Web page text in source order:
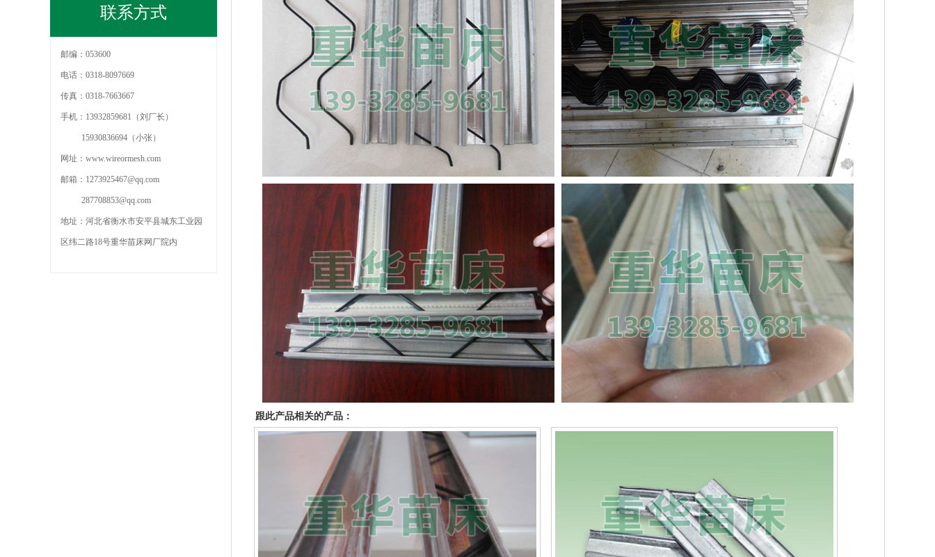
联系方式
邮编：053600
电话：0318-8097669
传真：0318-7663667
手机：13932859681（刘厂长）
15930836694（小张）
网址：www.wireormesh.com
邮箱：1273925467@qq.com
287708853@qq.com
地址：河北省衡水市安平县城东工业园
区纬二路18号重华苗床网厂院内
跟此产品相关的产品：